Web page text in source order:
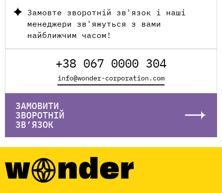
Замовте зворотній зв'язок і наші
менеджери зв'яжуться з вами
найближчим часом!
+38 067 0000 304
info@wonder-corporation.com
ЗАМОВИТИ
ЗВОРОТНІЙ
ЗВ’ЯЗОК